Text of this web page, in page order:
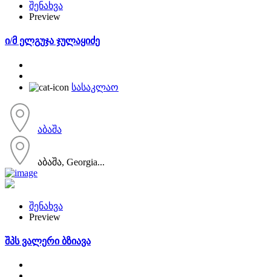
შენახვა
Preview
ი/მ ელგუჯა ჯულაყიძე
სასაკლაო
აბაშა
აბაშა, Georgia...
შენახვა
Preview
შპს ვალერი ბზიავა